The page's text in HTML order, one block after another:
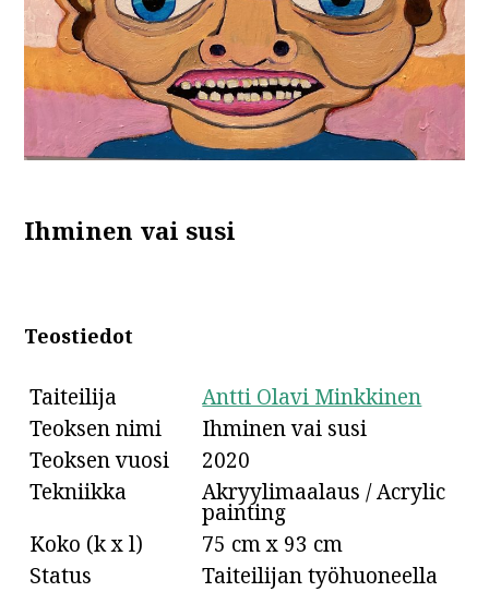
Ihminen vai susi
Teostiedot
Taiteilija
Antti Olavi Minkkinen
Teoksen nimi
Ihminen vai susi
Teoksen vuosi
2020
Tekniikka
Akryylimaalaus / Acrylic
painting
Koko (k x l)
75 cm x 93 cm
Status
Taiteilijan työhuoneella